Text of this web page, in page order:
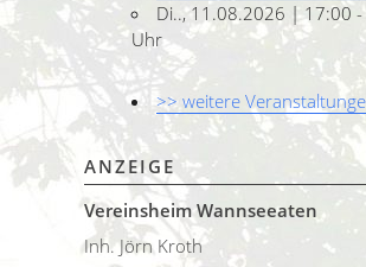
Di.., 11.08.2026 | 17:00
Uhr
>> weitere
ANZEIGE
Vereinsheim Wannseeaten
Inh. Jörn Kroth